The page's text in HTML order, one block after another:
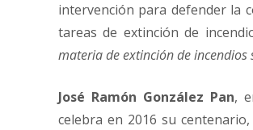
intervención para defender la
tareas de extinción de
materia de extinción de
José Ramón González Pan,
celebra en 2016 su